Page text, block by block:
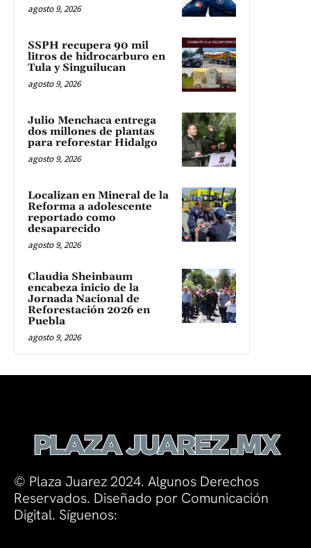
agosto 9, 2026
SSPH recupera 90 mil
litros de hidrocarburo en
Tula y Singuilucan
agosto 9, 2026
Julio Menchaca entrega
dos millones de plantas
para reforestar Hidalgo
agosto 9, 2026
Localizan en Mineral de la
Reforma a adolescente
reportado como
desaparecido
agosto 9, 2026
Claudia Sheinbaum
encabeza inicio de la
Jornada Nacional de
Reforestación 2026 en
Puebla
agosto 9, 2026
© Plaza Juarez 2024. Algunos Derechos
Reservados. Diseñado por Comunicación
Digital. Síguenos: